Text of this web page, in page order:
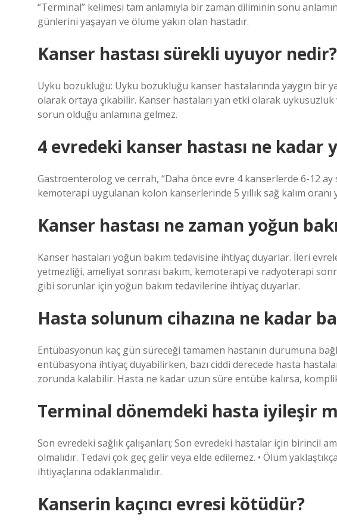
“Terminal” kelimesi tam anlamıyla bir zaman diliminin sonu
günlerini yaşayan ve ölüme yakın olan hastadır.
Kanser hastası sürekli uyuyor nedir?
Uyku bozukluğu: Uyku bozukluğu kanser hastalarında yaygın bir
olarak ortaya çıkabilir. Kanser hastaları yan etki olarak uykusuzluk
sorun olduğu anlamına gelmez.
4 evredeki kanser hastası ne kadar
Gastroenterolog ve cerrah, “Daha önce evre 4 kanserlerde 6-12 ay
kemoterapi uygulanan kolon kanserlerinde 5 yıllık sağ kalım oranı
Kanser hastası ne zaman yoğun
Kanser hastaları yoğun bakım tedavisine ihtiyaç duyarlar. İleri
yetmezliği, ameliyat sonrası bakım, kemoterapi ve radyoterapi
gibi sorunlar için yoğun bakım tedavilerine ihtiyaç duyarlar.
Hasta solunum cihazına ne kadar
Entübasyonun kaç gün süreceği tamamen hastanın durumuna
entübasyona ihtiyaç duyabilirken, bazı ciddi derecede hasta
zorunda kalabilir. Hasta ne kadar uzun süre entübe kalırsa,
Terminal dönemdeki hasta iyileşir
Son evredeki sağlık çalışanları; Son evredeki hastalar için birincil
olmalıdır. Tedavi çok geç gelir veya elde edilemez. • Ölüm
ihtiyaçlarına odaklanmalıdır.
Kanserin kaçıncı evresi kötüdür?